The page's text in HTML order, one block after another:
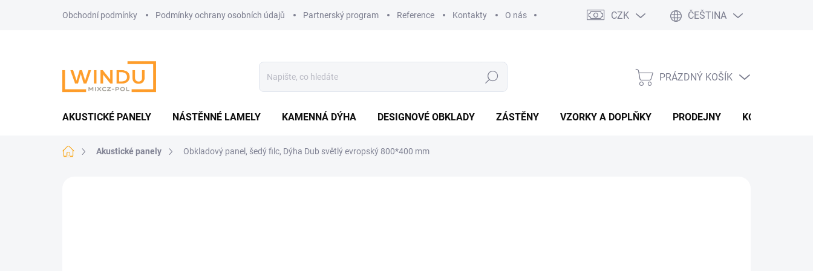
Obchodní podmínky Podmínky ochrany osobních údajů Partnerský program Reference Kontakty O nás CZK ČEŠTINA
Hledat
NÁKUPNÍ
PRÁZDNÝ KOŠÍK
AKUSTICKÉ PANELY NÁSTĚNNÉ LAMELY KAMENNÁ DÝHA DESIGNOVÉ OBKLADY ZÁSTĚNY VZORKY A DOPLŇKY PRODEJNY KONTAKTY
Domů Akustické panely Obkladový panel, šedý filc, Dýha Dub světlý evropský 800*400 mm